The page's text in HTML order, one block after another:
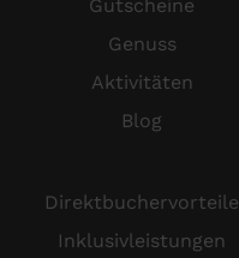
Gutscheine
Genuss
Aktivitäten
Blog
Direktbuchervorteile
Inklusivleistungen